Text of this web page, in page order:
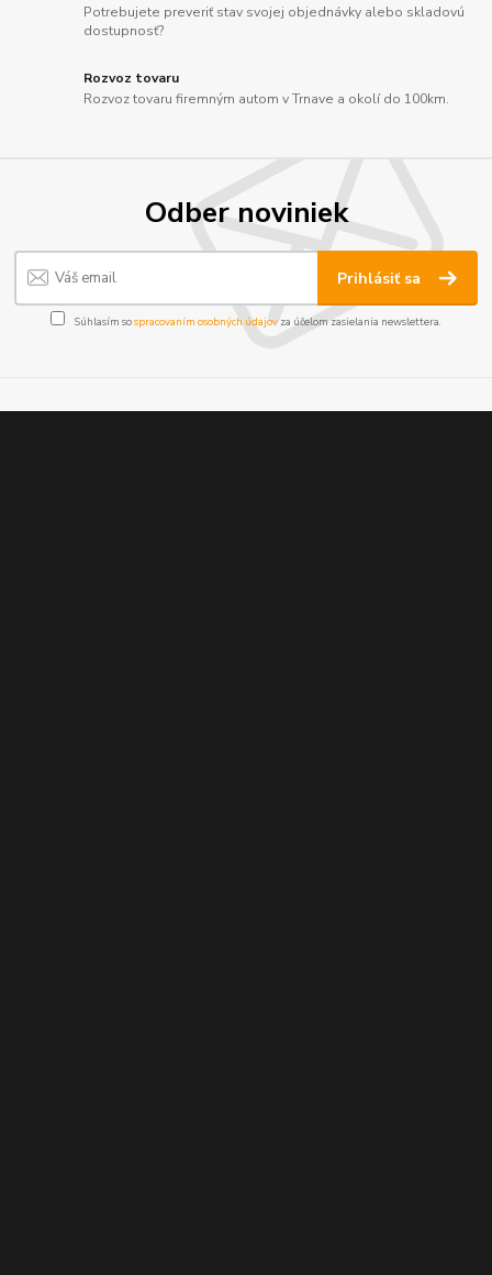
Potrebujete preveriť stav svojej objednávky alebo skladovú
dostupnosť?
Rozvoz tovaru
Rozvoz tovaru firemným autom v Trnave a okolí do 100km.
Odber noviniek
Prihlásiť sa
Súhlasím sospracovaním osobných údajov za účelom zasielania newslettera.